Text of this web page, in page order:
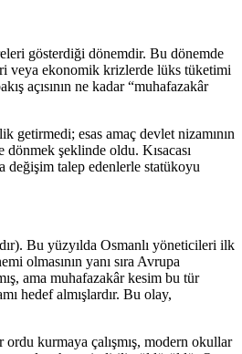
gösterdiği dönemdir. Bu dönemde
veya ekonomik krizlerde lüks tüketimi
açısının ne kadar “muhafazakâr
esas amaç devlet nizamının
dönmek şeklinde oldu. Kısacası
değişim talep edenlerle statükoyu
Bu yüzyılda Osmanlı yöneticileri ilk
olmasının yanı sıra Avrupa
ama muhafazakâr kesim bu tür
hedef almışlardır. Bu olay,
kurmaya çalışmış, modern okullar